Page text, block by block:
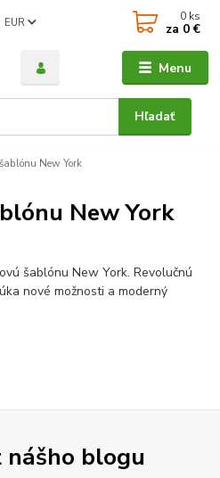
Menu
EUR
Hľadať
0 ks
za 0 €
New York
New York
šablónu New York. Revolučnú
nové možnosti a moderný
nášho blogu